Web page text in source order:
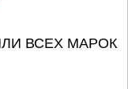
ВСЕХ МАРОК